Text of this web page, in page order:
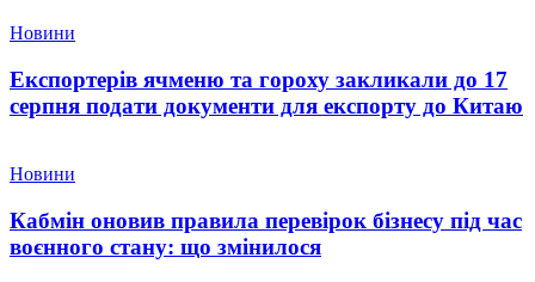
Новини
Експортерів ячменю та гороху закликали до 17
серпня подати документи для експорту до Китаю
Новини
Кабмін оновив правила перевірок бізнесу під час
воєнного стану: що змінилося